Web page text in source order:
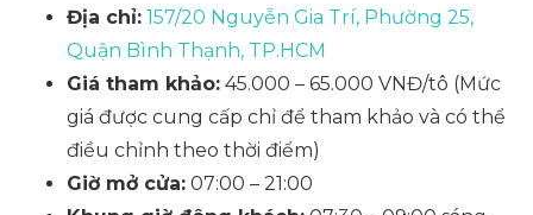
Địa chỉ: 157/20 Nguyễn Gia Trí, Phường 25,
Quận Bình Thạnh, TP.HCM
Giá tham khảo: 45.000 – 65.000 VNĐ/tô (Mức
giá được cung cấp chỉ để tham khảo và có thể
điều chỉnh theo thời điểm)
Giờ mở cửa: 07:00 – 21:00